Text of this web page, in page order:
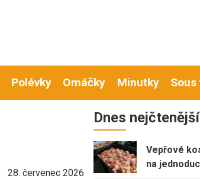
Polévky Omáčky Minutky Sous
28. červenec 2026
Dnes nejčtenější
Vepřové
na